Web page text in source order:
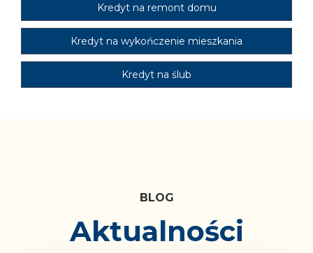
Kredyt na remont domu
Kredyt na wykończenie mieszkania
Kredyt na ślub
Blog
Aktualności